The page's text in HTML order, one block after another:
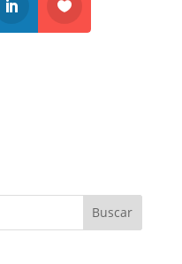
Buscar